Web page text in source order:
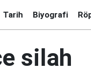
Tarih Biyografi
silah